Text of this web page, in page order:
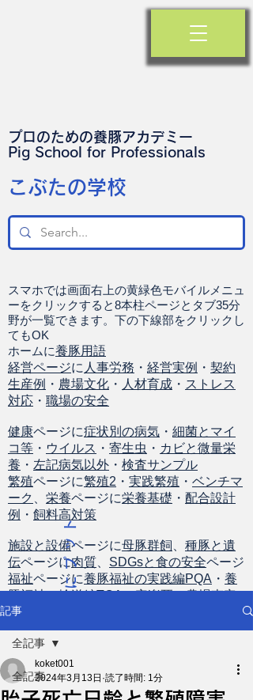
プロのための養豚アカデミー
​Pig School for Professionals
​こぶたの学校
スマホでは画面右上の黄緑色モバイルメニュ
ーをクリックすると8本柱ページとタブ35分
野が一覧できます。下の下線部をクリックし
てもOK
ホームに養豚用語
経営ページに 人事労務 ・ 経営実例 ・ 契約
生産例 ・ 農場文化 ・ 人材育成 ・ ストレス
対応 ・ 職場の安全
健康ページに症状別の病気 ・ 細菌とマイ
コ等 ・ ウイルス ・ 寄生虫 ・ カビと微量栄
養 ・ 左記病気以外 ・ 検査サンプル
繁殖ページに繁殖2 ・ 実践繁殖 ・ ベンチマ
ーク
栄養ページに栄養基礎 ・ 配合設計
例 ・ 飼料高対策
施設と設備ページに母豚群飼
種豚と遺
伝ページに肉質 SDGsと食の安全ページ
福祉ページに養豚福祉の実践編PQA ・ 養
豚福祉の輸送編TQA・安楽死・農場査定
ト
ッ
プ
に
記事
全記事
全記事
koket001
2024年3月13日 読了時間: 1分